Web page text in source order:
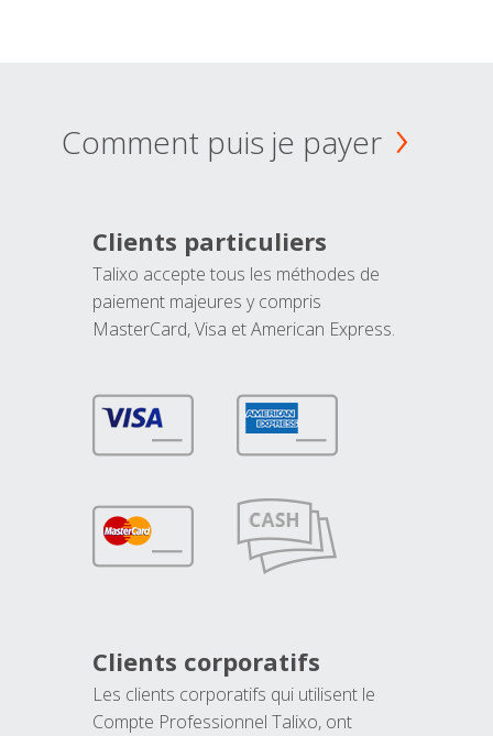
Comment puis je payer
Clients particuliers
Talixo accepte tous les méthodes de
paiement majeures y compris
MasterCard, Visa et American Express.
Clients corporatifs
Les clients corporatifs qui utilisent le
Compte Professionnel Talixo, ont